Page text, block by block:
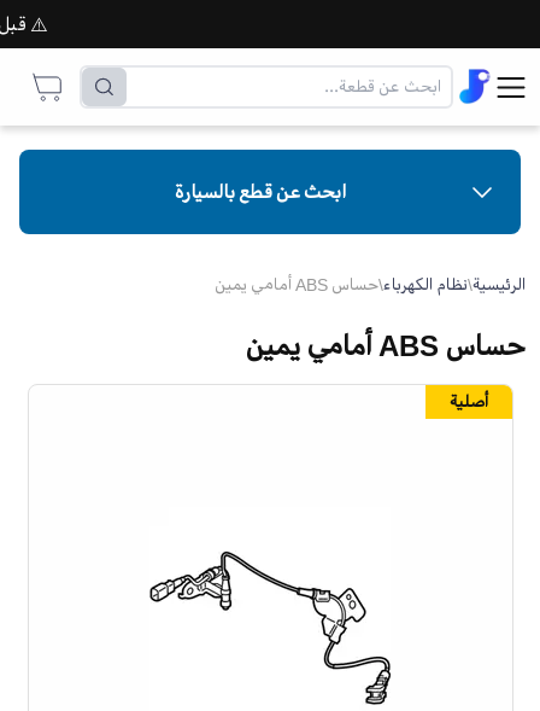
⚠️ قبل
ابحث عن قطع بالسيارة
الرئيسية\نظام الكهرباء\حساس ABS أمامي يمين
حساس ABS أمامي يمين
أصلية